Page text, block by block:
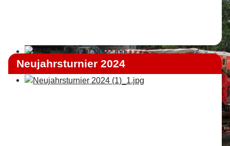
Neujahrsturnier 2024